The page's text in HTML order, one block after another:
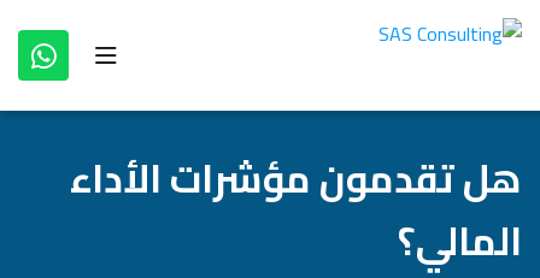
هل تقدمون مؤشرات الأداء
المالي؟